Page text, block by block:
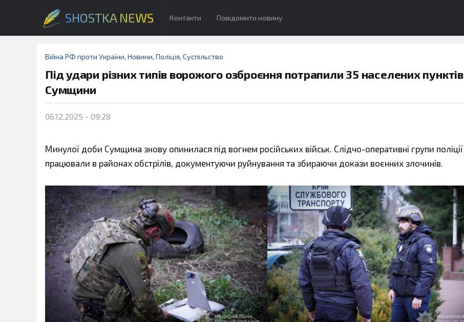
SHOSTKA NEWS Контакти Повідомити новину
Війна РФ проти України, Новини, Поліція, Суспільство
Під удари різних типів ворожого озброєння потрапили 35 населених пунктів
Сумщини
06.12.2025 - 09:28
Минулої доби Сумщина знову опинилася під вогнем російських військ. Слідчо-оперативні групи поліції
працювали в районах обстрілів, документуючи руйнування та збираючи докази воєнних злочинів.